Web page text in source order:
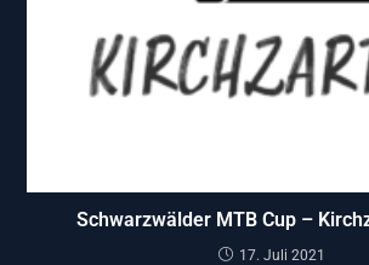
Schwarzwälder MTB Cup –
17. Juli 2021